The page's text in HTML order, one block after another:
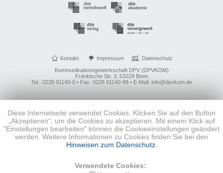
Kontakt Impressum
Datenschutz
Kommunikationsgewerkschaft DPV (DPVKOM)
Fränkische Str. 3, 53229 Bonn
Tel.: 0228 91140-0 • Fax: 0228 91140-98 • E-Mail: info@dpvkom.de
Diese Internetseite verwendet Cookies. Klicken Sie auf den Button
„Akzeptieren“, um die Cookies zu akzeptieren. Mit einem Klick auf
"Einstellungen bearbeiten" können die Cookieeinstellungen geändert
werden. Weitere Informationen zu Cookies finden Sie bei den
Hinweisen zum Datenschutz.
Verwendete Cookies: